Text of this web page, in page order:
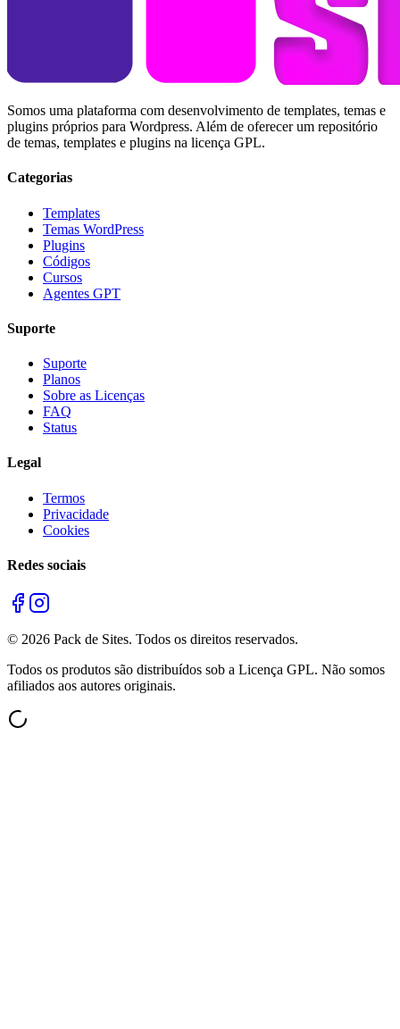
Somos uma plataforma com desenvolvimento de templates, temas e
plugins próprios para Wordpress. Além de oferecer um repositório
de temas, templates e plugins na licença GPL.
Categorias
Templates
Temas WordPress
Plugins
Códigos
Cursos
Agentes GPT
Suporte
Suporte
Planos
Sobre as Licenças
FAQ
Status
Legal
Termos
Privacidade
Cookies
Redes sociais
© 2026 Pack de Sites. Todos os direitos reservados.
Todos os produtos são distribuídos sob a Licença GPL. Não somos
afiliados aos autores originais.